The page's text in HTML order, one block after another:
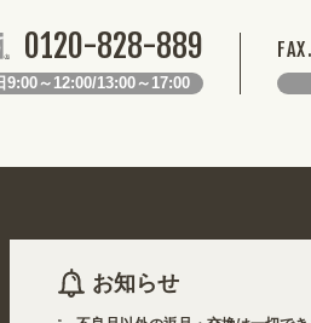
0120-828-889
9:00～12:00/13:00～17:00
FAX.
お知らせ